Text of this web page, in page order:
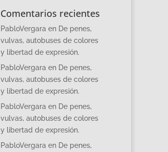
Comentarios recientes
PabloVergara en De penes,
vulvas, autobuses de colores
y libertad de expresión.
PabloVergara en De penes,
vulvas, autobuses de colores
y libertad de expresión.
PabloVergara en De penes,
vulvas, autobuses de colores
y libertad de expresión.
PabloVergara en De penes,